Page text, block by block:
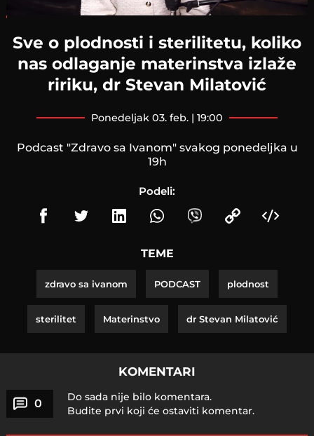
Sve o plodnosti i sterilitetu, koliko
nas odlaganje materinstva izlaže
ririku, dr Stevan Milatović
ponedeljak 03. feb. | 19:00
Podcast "Zdravo sa Ivanom" svakog ponedeljka u
19h
Podeli:
TEME
zdravo sa ivanom PODCAST plodnost
sterilitet Materinstvo dr Stevan Milatović
KOMENTARI
0
Do sada nije bilo komentara.
Budite prvi koji će ostaviti komentar.